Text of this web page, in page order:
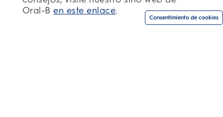
Oral-Ben este enlace.
Consentimiento de cookies